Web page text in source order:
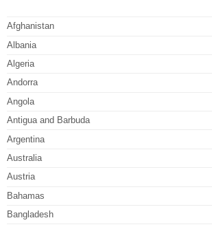
Afghanistan
Albania
Algeria
Andorra
Angola
Antigua and Barbuda
Argentina
Australia
Austria
Bahamas
Bangladesh